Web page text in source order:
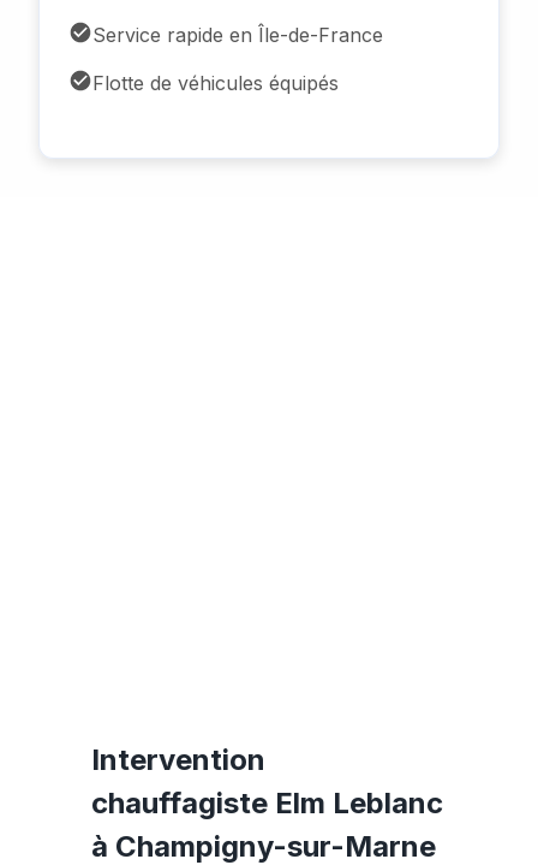
Service rapide en Île-de-France
Flotte de véhicules équipés
Intervention
chauffagiste Elm Leblanc
à Champigny-sur-Marne